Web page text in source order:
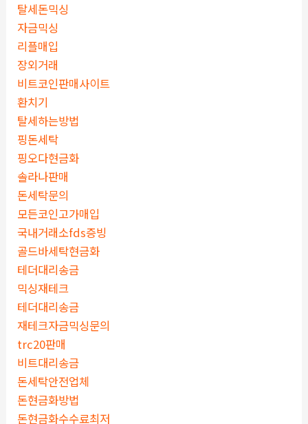
탈세돈믹싱
자금믹싱
리플매입
장외거래
비트코인판매사이트
환치기
탈세하는방법
핑돈세탁
핑오다현금화
솔라나판매
돈세탁문의
모든코인고가매입
국내거래소fds증빙
골드바세탁현금화
테더대리송금
믹싱재테크
테더대리송금
재테크자금믹싱문의
trc20판매
비트대리송금
돈세탁안전업체
돈현금화방법
돈현금화수수료최저